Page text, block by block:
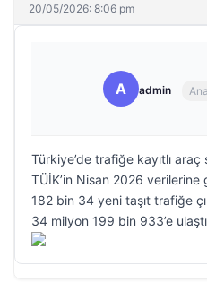
20/05/2026: 8:06 pm
A admin
Türkiye’de trafiğe kayıtlı araç
TÜİK’in Nisan 2026 verilerine
182 bin 34 yeni taşıt trafiğe
34 milyon 199 bin 933’e